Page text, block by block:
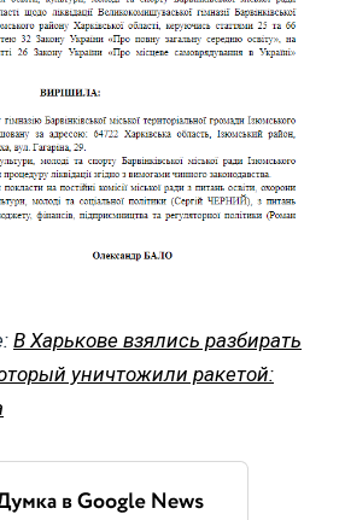
В Харькове взялись разбирать
уничтожили ракетой: